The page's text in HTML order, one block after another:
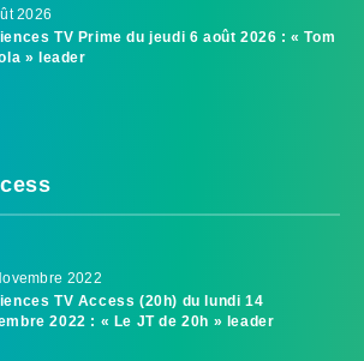
2026
TV Prime du jeudi 6 août 2026 : « Tom
» leader
2022
TV Access (20h) du lundi 14
2022 : « Le JT de 20h » leader